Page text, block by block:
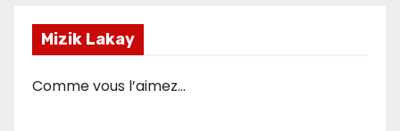
Mizik Lakay
Comme vous l’aimez…